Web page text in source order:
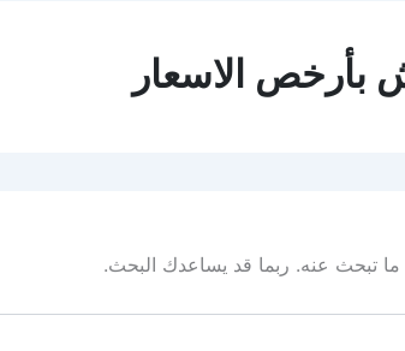
الاسعار
ما تبحث عنه. ربما قد يساعدك البحث.